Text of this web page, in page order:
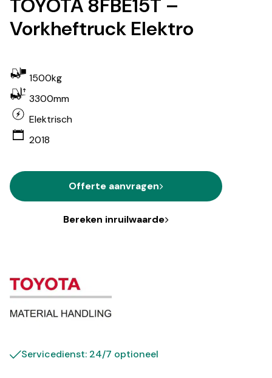
TOYOTA 8FBE15T –
Vorkheftruck Elektro
1500kg
3300mm
Elektrisch
2018
Offerte aanvragen
Bereken inruilwaarde
Servicedienst: 24/7 optioneel